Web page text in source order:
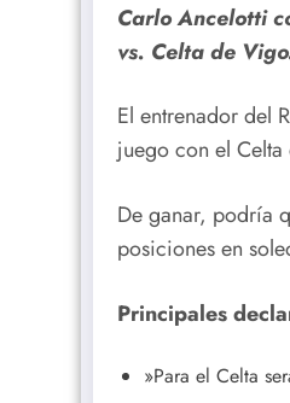
Carlo Ancelotti
vs. Celta de
El entrenador del
juego con el
De ganar, podría
posiciones en
Principales
»Para el Celta